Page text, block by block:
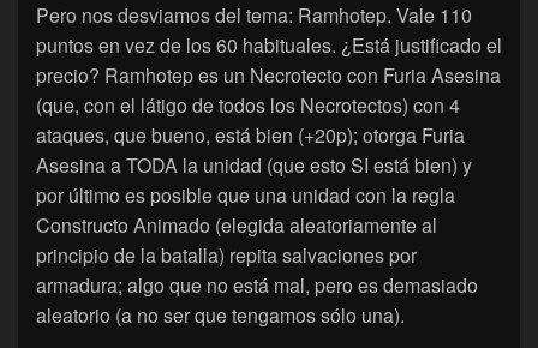
Pero nos desviamos del tema: Ramhotep. Vale 110
puntos en vez de los 60 habituales. ¿Está justificado el
precio? Ramhotep es un Necrotecto con Furia Asesina
(que, con el látigo de todos los Necrotectos) con 4
ataques, que bueno, está bien (+20p); otorga Furia
Asesina a TODA la unidad (que esto SI está bien) y
por último es posible que una unidad con la regla
Constructo Animado (elegida aleatoriamente al
principio de la batalla) repita salvaciones por
armadura; algo que no está mal, pero es demasiado
aleatorio (a no ser que tengamos sólo una).